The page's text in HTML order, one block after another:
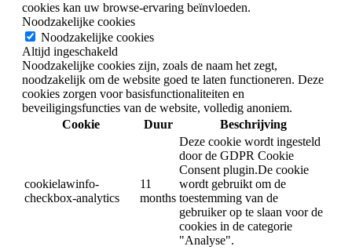
cookies kan uw browse-ervaring beïnvloeden.
Noodzakelijke cookies
Noodzakelijke cookies
Altijd ingeschakeld
Noodzakelijke cookies zijn, zoals de naam het zegt,
noodzakelijk om de website goed te laten functioneren. Deze
cookies zorgen voor basisfunctionaliteiten en
beveiligingsfuncties van de website, volledig anoniem.
Cookie
Duur Beschrijving
cookielawinfo-
checkbox-analytics
11
months
Deze cookie wordt ingesteld
door de GDPR Cookie
Consent plugin.De cookie
wordt gebruikt om de
toestemming van de
gebruiker op te slaan voor de
cookies in de categorie
"Analyse".